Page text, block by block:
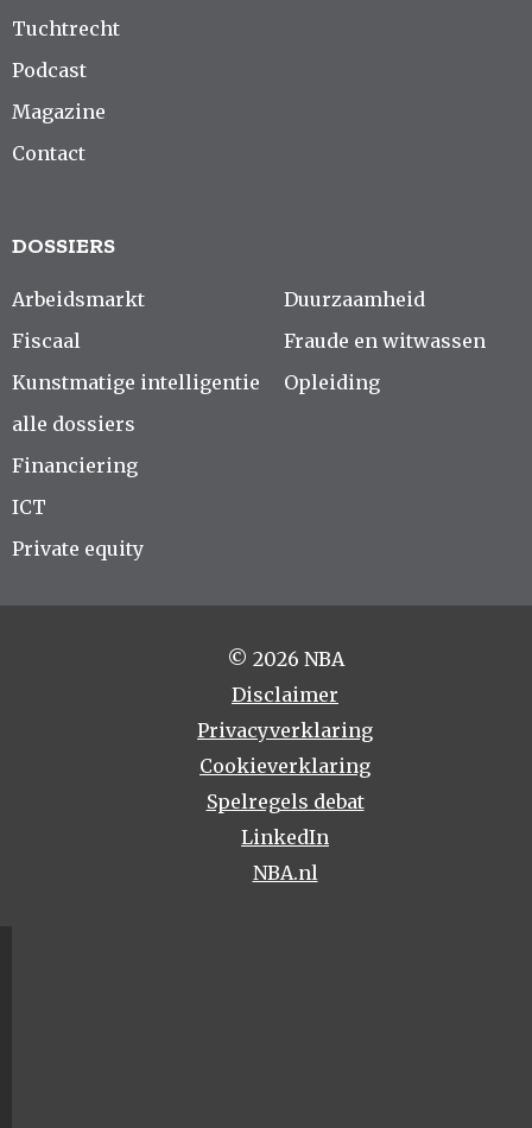
Tuchtrecht
Podcast
Magazine
Contact
DOSSIERS
Arbeidsmarkt
Fiscaal
Kunstmatige intelligentie
alle dossiers
Duurzaamheid
Fraude en witwassen
Opleiding
Financiering
ICT
Private equity
© 2026 NBA
Disclaimer
Privacyverklaring
Cookieverklaring
Spelregels debat
LinkedIn
NBA.nl